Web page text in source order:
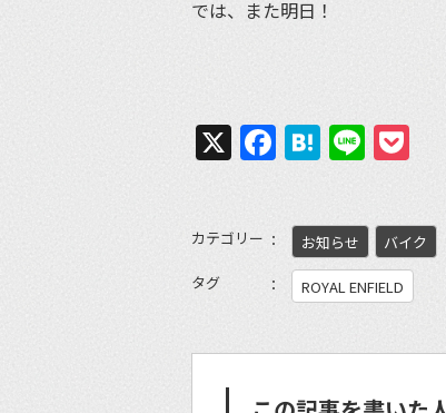
では、また明日！
X Facebook
Hatena
Line
カテゴリー お知らせ
バイク
タグ
ROYAL ENFIELD